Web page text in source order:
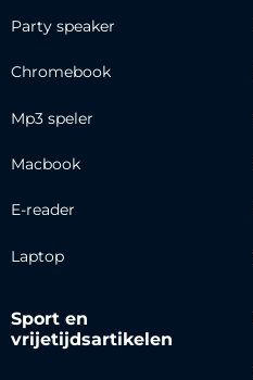
Party speaker
Chromebook
Mp3 speler
Macbook
E-reader
Laptop
Sport en
vrijetijdsartikelen